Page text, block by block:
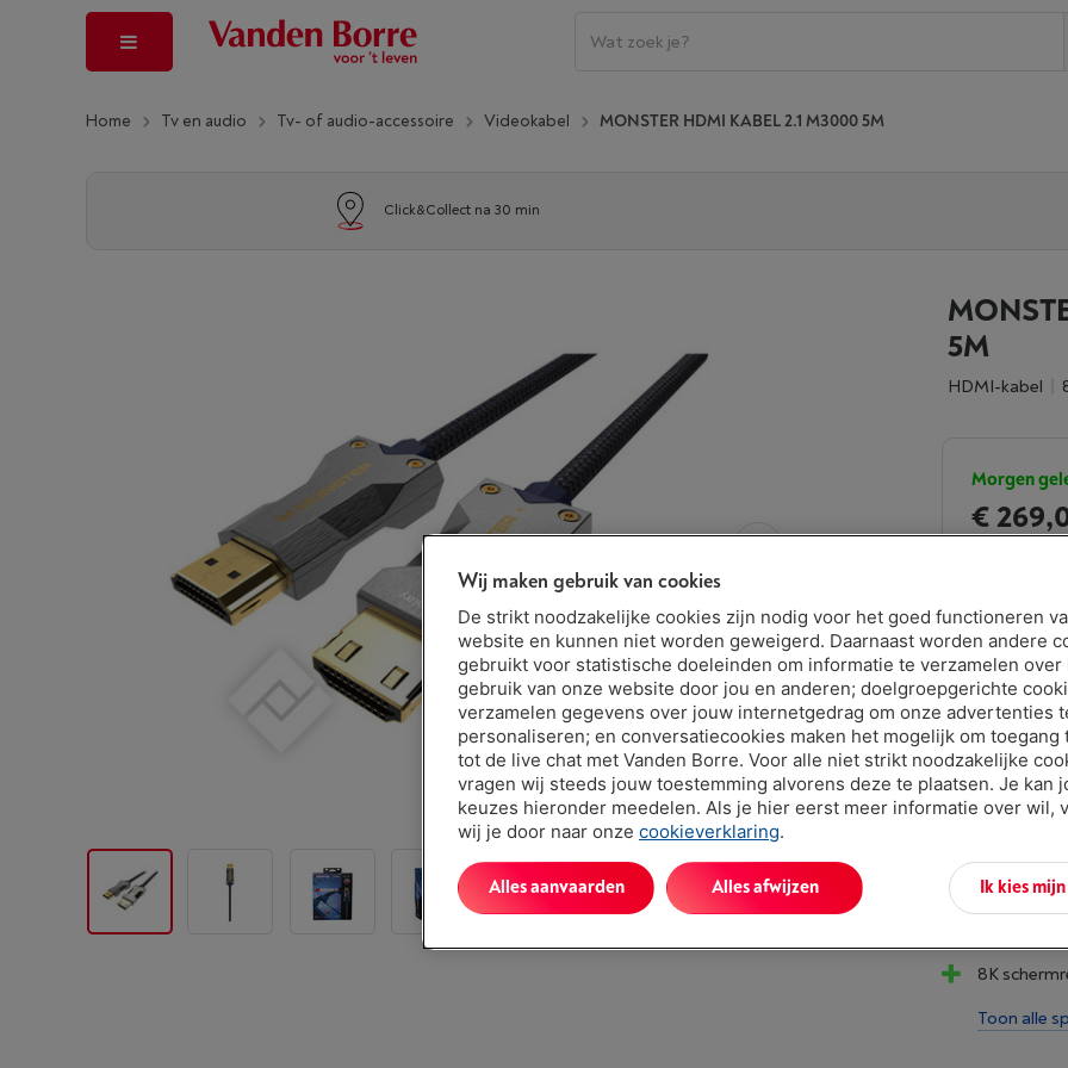
Home Tv en audio Tv- of audio-accessoire Videokabel MONSTER HDMI KABEL 2.1 M3000 5M
Click&Collect na 30 min
5M
HDMI-kabel
Morgen
€
Let op,
Minder dan
8K
Toon alle
Wij maken gebruik van cookies
De strikt noodzakelijke cookies zijn nodig voor het goed functioneren
website en kunnen niet worden geweigerd. Daarnaast worden andere
gebruikt voor statistische doeleinden om informatie te verzamelen over
gebruik van onze website door jou en anderen; doelgroepgerichte
verzamelen gegevens over jouw internetgedrag om onze advertenties
personaliseren; en conversatiecookies maken het mogelijk om toegang
tot de live chat met Vanden Borre. Voor alle niet strikt noodzakelijke
vragen wij steeds jouw toestemming alvorens deze te plaatsen. Je kan
keuzes hieronder meedelen. Als je hier eerst meer informatie over wil,
wij je door naar onze cookieverklaring.
Ik kies
Alles afwijzen
Alles aanvaarden